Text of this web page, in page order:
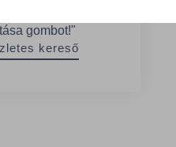
meg a "Keresés
gombot!"
kereső